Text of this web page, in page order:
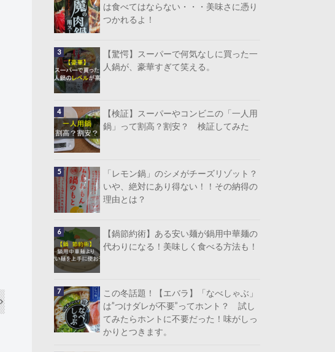
は食べてはならない・・・美味さに憑り
つかれるよ！
【驚愕】スーパーで何気なしに買った一
人鍋が、豪華すぎて笑える。
【検証】スーパーやコンビニの「一人用
鍋」って割高？割安？ 検証してみた
「レモン鍋」のシメがチーズリゾット？
いや、絶対にあり得ない！！その納得の
理由とは？
【鍋節約術】ある安い麺が鍋用中華麺の
代わりになる！美味しく食べる方法も！
この冬話題！【エバラ】「なべしゃぶ」
は”つけダレが不要”ってホント？ 試し
てみたらホントに不要だった！味がしっ
かりとつきます。